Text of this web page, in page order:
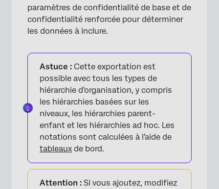
paramètres de confidentialité de base et de
confidentialité renforcée pour déterminer
les données à inclure.
Astuce : Cette exportation est
possible avec tous les types de
hiérarchie d'organisation, y compris
les hiérarchies basées sur les
niveaux, les hiérarchies parent-
enfant et les hiérarchies ad hoc. Les
notations sont calculées à l'aide de
tableaux de bord.
Attention : Si vous ajoutez, modifiez